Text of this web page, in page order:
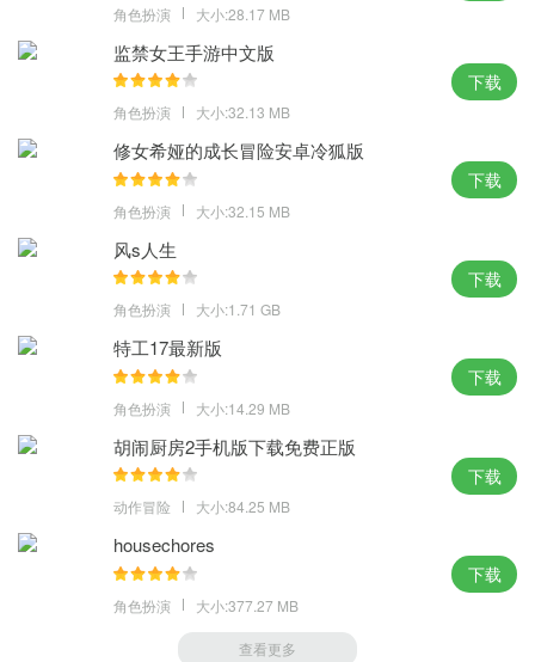
角色扮演 大小:28.17 MB
监禁女王手游中文版
角色扮演 大小:32.13 MB
下载
修女希娅的成长冒险安卓冷狐版
角色扮演 大小:32.15 MB
下载
风s人生
角色扮演 大小:1.71 GB
下载
特工17最新版
角色扮演 大小:14.29 MB
下载
胡闹厨房2手机版下载免费正版
动作冒险 大小:84.25 MB
下载
housechores
角色扮演 大小:377.27 MB
下载
查看更多